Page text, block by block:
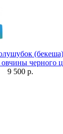
черного
9 500 р.